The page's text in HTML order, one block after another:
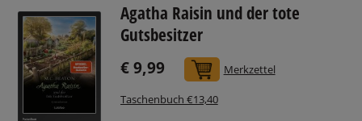
Agatha Raisin und der tote
Gutsbesitzer
€ 9,99 In den Warenkorb
Merkzettel
Taschenbuch €13,40